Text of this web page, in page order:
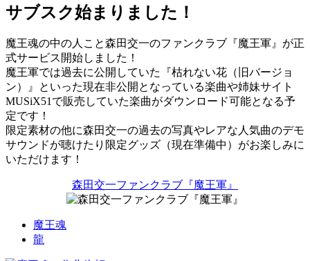
サブスク始まりました！
魔王魂の中の人こと森田交一のファンクラブ『魔王軍』が正
式サービス開始しました！
魔王軍では過去に公開していた『枯れない花（旧バージョ
ン）』といった現在非公開となっている楽曲や姉妹サイト
MUSiX51で販売していた楽曲がダウンロード可能となる予
定です！
限定素材の他に森田交一の過去の写真やレアな人気曲のデモ
サウンドが聴けたり限定グッズ（現在準備中）がお楽しみに
いただけます！
森田交一ファンクラブ『魔王軍』
魔王魂
龍